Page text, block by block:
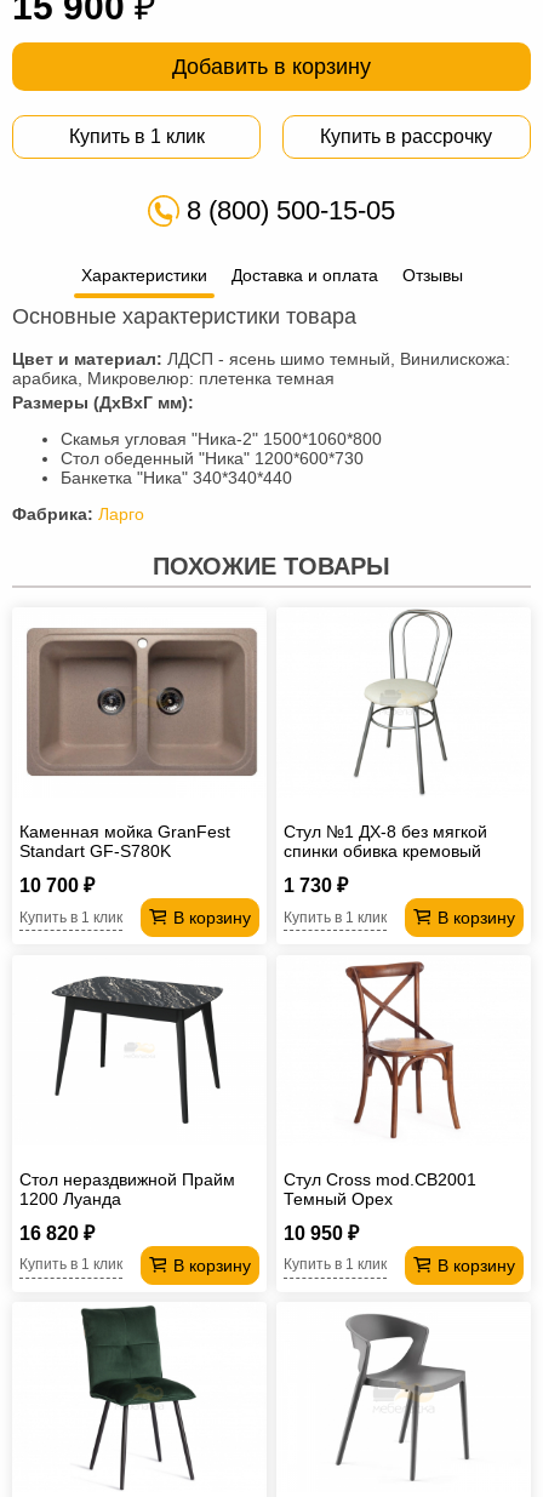
ротанга
мебель
Косметологическое
оборудование
Добавить в корзину
Купить в 1 клик Купить в рассрочку
8 (800) 500-15-05
Характеристики Доставка и оплата Отзывы
Основные характеристики товара
Цвет и материал: ЛДСП - ясень шимо темный, Винилискожа:
арабика, Микровелюр: плетенка темная
Размеры (ДхВхГ мм):
Скамья угловая "Ника-2" 1500*1060*800
Стол обеденный "Ника" 1200*600*730
Банкетка "Ника" 340*340*440
Фабрика: Ларго
ПОХОЖИЕ ТОВАРЫ
Каменная мойка GranFest
Standart GF-S780K
10 700 ₽
В корзину
Купить в 1 клик
Стул №1 ДХ-8 без мягкой
спинки обивка кремовый
1 730 ₽
В корзину
Купить в 1 клик
Стол нераздвижной Прайм
1200 Луанда
16 820 ₽
В корзину
Купить в 1 клик
Стул Cross mod.CB2001
Темный Орех
10 950 ₽
В корзину
Купить в 1 клик